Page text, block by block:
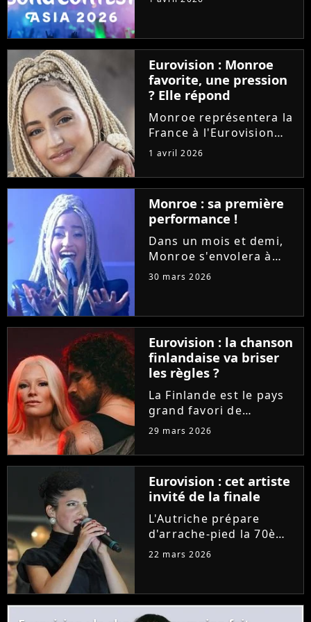
organisée en Asie. La
première édition aura
lieu à Bangkok, en
Thaïlande, en
novembre...
Eurovision : Monroe
favorite, une pression
? Elle répond
Monroe représentera la
France à l'Eurovision
2026 avec la chanson
Deuxième chez les
bookmakers, pourrait-
elle nous offrir une
victoire ? La jeune
chanteuse se...
1 avril 2026
Monroe : sa première
performance !
Dans un mois et demi,
Monroe s'envolera à
Vienne pour
"C à vous", la
représentante de la
France a délivré la toute
première
interprétation...
30 mars 2026
Eurovision : la chanson
finlandaise va briser
les règles ?
La Finlande est le pays
grand favori de
l'Eurovision 2026. Et
la scène de Vienne, les
deux artistes nordiques
pourraient outrepasser
une règle bien
spécifique...
29 mars 2026
Eurovision : cet artiste
invité de la finale
L'Autriche prépare
d'arrache-pied la 70ème
édition de l'Eurovision.
des festivités et des
invités pour la grande
22 mars 2026